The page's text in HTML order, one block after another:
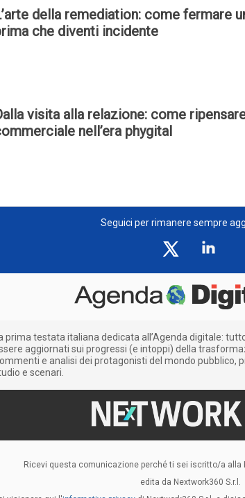
della remediation: come fermare
che diventi incidente
visita alla relazione: come
nell’era phygital
Seguici per rimanere sempre
prima testata italiana dedicata all’Agenda digitale:
aggiornati sui progressi (e intoppi) della
e analisi dei protagonisti del mondo pubblico,
e scenari.
Ricevi questa comunicazione perché ti sei iscritto/a alla
edita da Nextwork360 S.r.l.